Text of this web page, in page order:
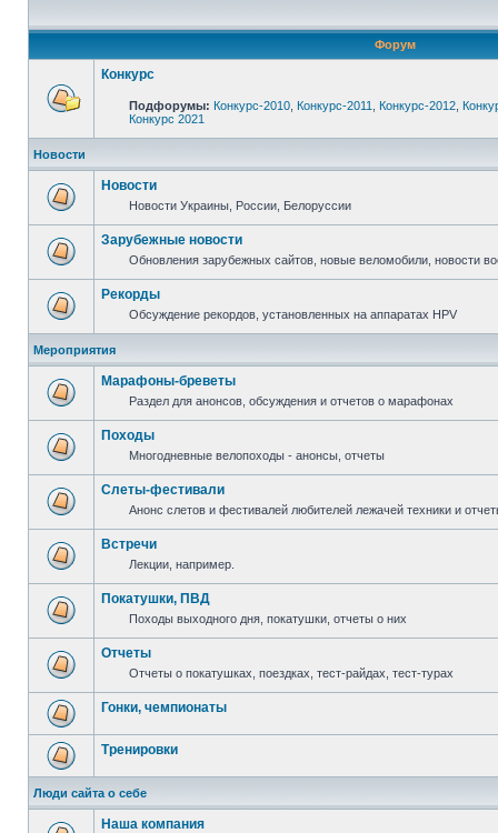
Форум
Конкурс
Подфорумы: Конкурс-2010 Конкурс-2011 Конкурс-2012
Конкурс 2021
Новости
Новости
Новости Украины, России, Белоруссии
Зарубежные новости
Обновления зарубежных сайтов, новые веломобили, новости
Рекорды
Обсуждение рекордов, установленных на аппаратах HPV
Мероприятия
Марафоны-бреветы
Раздел для анонсов, обсуждения и отчетов о марафонах
Походы
Многодневные велопоходы - анонсы, отчеты
Слеты-фестивали
Анонс слетов и фестивалей любителей лежачей техники и
Встречи
Лекции, например.
Покатушки, ПВД
Походы выходного дня, покатушки, отчеты о них
Отчеты
Отчеты о покатушках, поездках, тест-райдах, тест-турах
Гонки, чемпионаты
Тренировки
Люди сайта о себе
Наша компания